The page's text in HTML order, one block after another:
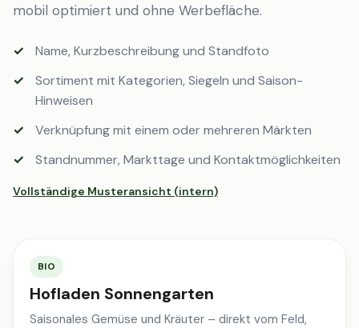
mobil optimiert und ohne Werbefläche.
Name, Kurzbeschreibung und Standfoto
Sortiment mit Kategorien, Siegeln und Saison-
Hinweisen
Verknüpfung mit einem oder mehreren Märkten
Standnummer, Markttage und Kontaktmöglichkeiten
Vollständige Musteransicht (intern)
BIO
Hofladen Sonnengarten
Saisonales Gemüse und Kräuter – direkt vom Feld,